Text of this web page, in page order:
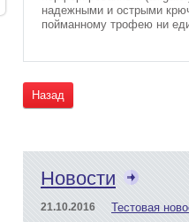
надежными и острыми
пойманному трофею ни
Назад
Новости
21.10.2016 Тестовая